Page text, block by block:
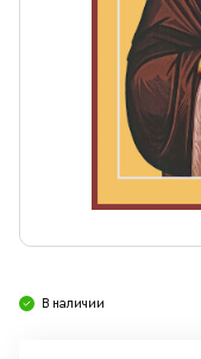
Ювелирные изделия
В наличии